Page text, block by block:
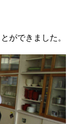
ができました。